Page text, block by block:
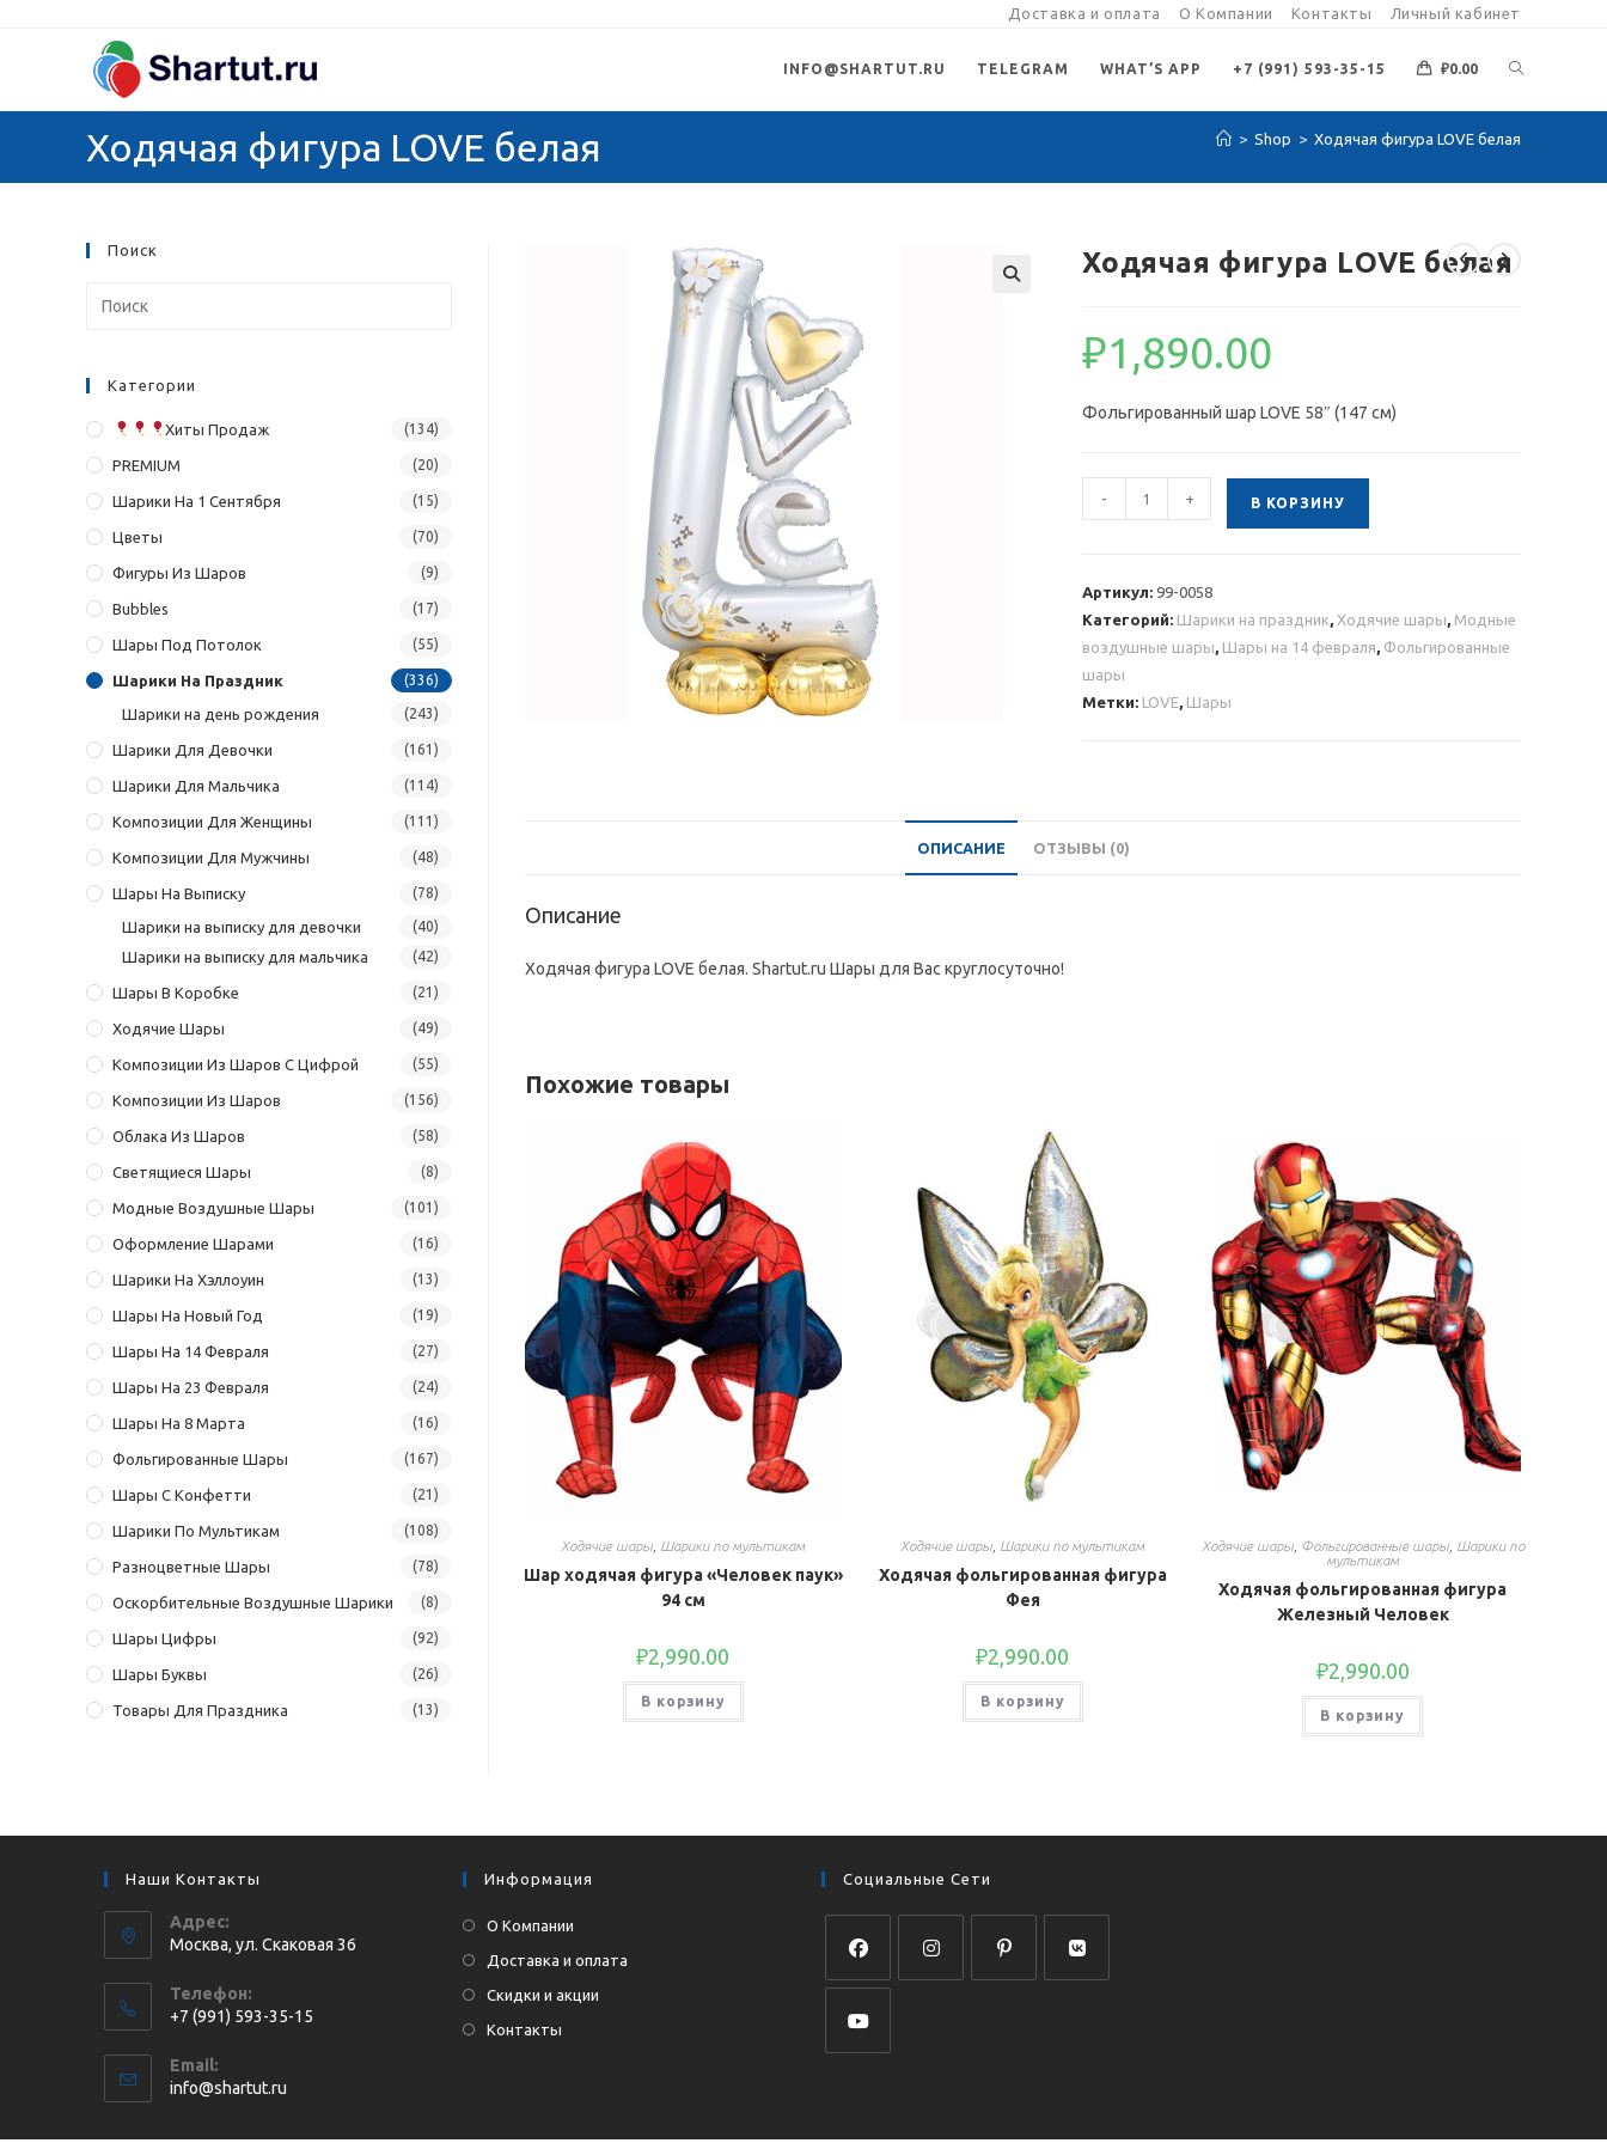
содержимому
Доставка и оплата О Компании Контакты Личный кабинет
INFO@SHARTUT.RU TELEGRAM WHAT’S APP +7 (991) 593-35-15 ₽0.00
ПОИСК
Ходячая фигура LOVE белая > Shop > Ходячая фигура LOVE белая
Ходячая фигура LOVE белая
₽1,890.00
Фольгированный шар LOVE 58″ (147 см)
Количество
товара
- + В КОРЗИНУ
Артикул:99-0058
Категорий: Шарики на праздник, Ходячие шары, Модные
воздушные шары, Шары на 14 февраля, Фольгированные
шары
Метки: LOVE, Шары
ОПИСАНИЕ ОТЗЫВЫ (0)
Описание
Ходячая фигура LOVE белая. Shartut.ru Шары для Вас круглосуточно!
Похожие товары
Ходячие шары Шарики по мультикам
Шар ходячая фигура «Человек паук»
94 см
₽2,990.00
В корзину
Ходячие шары Шарики по мультикам
Ходячая фольгированная фигура
Фея
₽2,990.00
В корзину
Ходячие шары, Фольгированные шары, Шарики по
мультикам
Ходячая фольгированная фигура
Железный Человек
₽2,990.00
В корзину
Поиск
Категории
Хиты Продаж (134)
PREMIUM (20)
Шарики На 1 Сентября (15)
Цветы (70)
Фигуры Из Шаров (9)
Bubbles (17)
Шары Под Потолок (55)
Шарики На Праздник (336)
Шарики на день рождения (243)
Шарики Для Девочки (161)
Шарики Для Мальчика (114)
Композиции Для Женщины (111)
Композиции Для Мужчины (48)
Шары На Выписку (78)
Шарики на выписку для девочки (40)
Шарики на выписку для мальчика (42)
Шары В Коробке (21)
Ходячие Шары (49)
Композиции Из Шаров С Цифрой (55)
Композиции Из Шаров (156)
Облака Из Шаров (58)
Светящиеся Шары (8)
Модные Воздушные Шары (101)
Оформление Шарами (16)
Шарики На Хэллоуин (13)
Шары На Новый Год (19)
Шары На 14 Февраля (27)
Шары На 23 Февраля (24)
Шары На 8 Марта (16)
Фольгированные Шары (167)
Шары С Конфетти (21)
Шарики По Мультикам (108)
Разноцветные Шары (78)
Оскорбительные Воздушные Шарики (8)
Шары Цифры (92)
Шары Буквы (26)
Товары Для Праздника (13)
Наши Контакты
Адрес:
Москва, ул. Cкаковая 36
Телефон:
+7 (991) 593-35-15
в
вашем
Email:
info@shartut.ru
Информация
О Компании
Доставка и оплата
Скидки и акции
Контакты
Социальные Сети
Откроется
новой